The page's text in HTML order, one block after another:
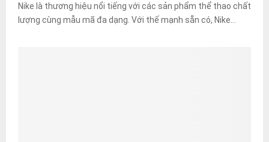
Nike là thương hiệu nổi tiếng với các sản phẩm thể thao chất
lượng cùng mẫu mã đa dạng. Với thế mạnh sẵn có, Nike...